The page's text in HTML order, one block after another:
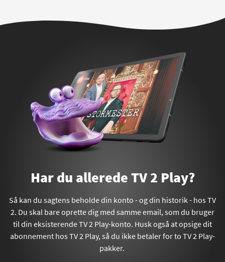
Har du allerede TV 2 Play?
Så kan du sagtens beholde din konto - og din historik - hos TV
2. Du skal bare oprette dig med samme email, som du bruger
til din eksisterende TV 2 Play-konto. Husk også at opsige dit
abonnement hos TV 2 Play, så du ikke betaler for to TV 2 Play-
pakker.